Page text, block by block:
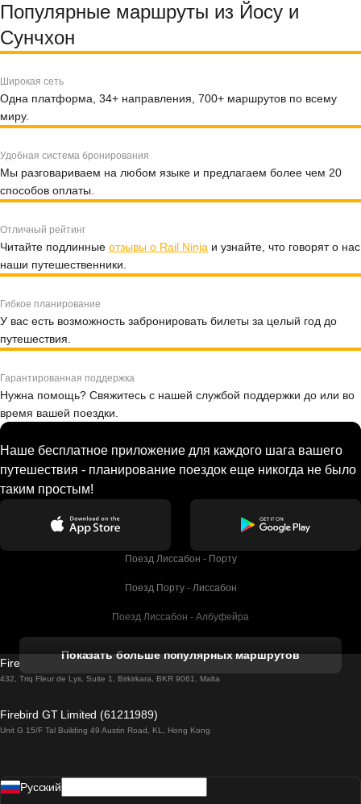
Популярные маршруты из Йосу и
Сунчхон
Широкая сеть
Одна платформа, 34+ направления, 700+ маршрутов по всему
миру.
Удобная система бронирования
Мы разговариваем на любом языке и предлагаем более чем 20
способов оплаты.
Отличный рейтинг
Читайте подлинные отзывы о Rail Ninja и узнайте, что говорят о нас
наши путешественники.
Гибкое планирование
У вас есть возможность забронировать билеты за целый год до
путешествия.
Гарантированная поддержка
Нужна помощь? Свяжитесь с нашей службой поддержки до или во
время вашей поездки.
Наше бесплатное приложение для каждого шага вашего
путешествия - планирование поездок еще никогда не было
таким простым!
Поезд Лиссабон - Порту
Поезд Порту - Лиссабон
Поезд Лиссабон - Албуфейра
Поезд Лиссабон - Лагос
Поезд Лиссабон - Мадрид
Показать больше популярных маршрутов
Firebird GT Limited (OC 1451)
432, Triq Fleur de Lys, Suite 1, Birkirkara, BKR 9061, Malta
Firebird GT Limited (61211989)
Unit G 15/F Tal Building 49 Austin Road, KL, Hong Kong
Pусский